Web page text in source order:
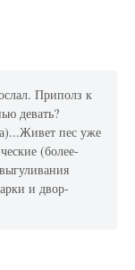
Приполз к
девать?
пес уже
(более-
и двор-